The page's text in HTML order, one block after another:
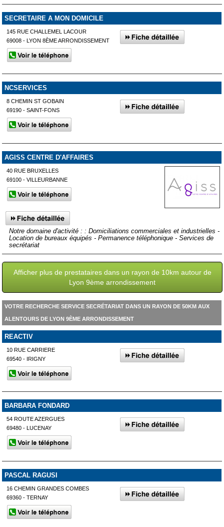
SECRETAIRE A MON DOMICILE
145 RUE CHALLEMEL LACOUR
69008 - LYON 8ÈME ARRONDISSEMENT
NCSERVICES
8 CHEMIN ST GOBAIN
69190 - SAINT-FONS
AGISS CENTRE D'AFFAIRES
40 RUE BRUXELLES
69100 - VILLEURBANNE
Notre domaine d'activité : : Domiciliations commerciales et industrielles -
Location de bureaux équipés - Permanence téléphonique - Services de
secrétariat
Afficher plus de prestataires dans un rayon de 10km autour de
Lyon 9ème arrondissement
VOTRE RECHERCHE SERVICE SECRÉTARIAT DANS UN RAYON DE 50KM AUX
ALENTOURS DE LYON 9ÈME ARRONDISSEMENT
REACTIV
10 RUE CARRIERE
69540 - IRIGNY
BARBARA FONDARD
54 ROUTE AZERGUES
69480 - LUCENAY
PASCAL RAGUSI
16 CHEMIN GRANDES COMBES
69360 - TERNAY